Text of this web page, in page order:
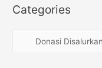
r
Categories